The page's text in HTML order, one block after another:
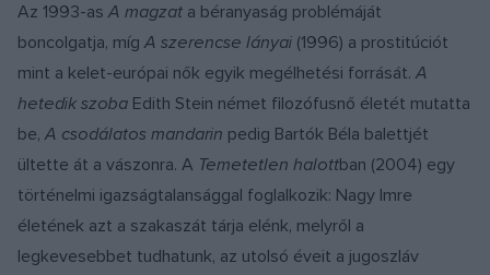
Az 1993-asA magzat a béranyaság problémáját
boncolgatja, mígA szerencse lányai (1996) a prostitúciót
mint a kelet-európai nők egyik megélhetési forrását.A
hetedik szoba Edith Stein német filozófusnő életét mutatta
be,A csodálatos mandarin pedig Bartók Béla balettjét
ültette át a vászonra. A Temetetlen halottban (2004) egy
történelmi igazságtalansággal foglalkozik: Nagy Imre
életének azt a szakaszát tárja elénk, melyről a
legkevesebbet tudhatunk, az utolsó éveit a jugoszláv